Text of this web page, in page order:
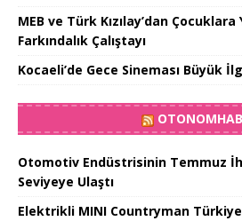
MEB ve Türk Kızılay’dan
Farkındalık Çalıştayı
Kocaeli’de Gece Sineması Büyük
Otomotiv Endüstrisinin Temmuz
Seviyeye Ulaştı
Elektrikli MINI Countryman Türkiye